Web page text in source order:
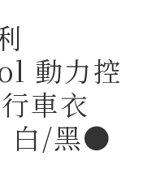
動力控
車衣
白/黑●